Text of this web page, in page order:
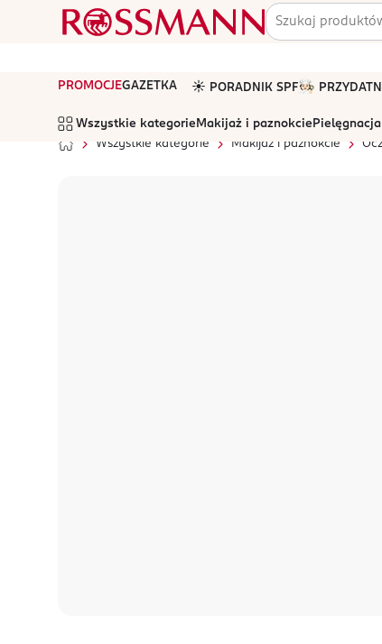
PROMOCJEGAZETKA ☀️ PORADNIK SPF🧑🏻‍🍳
Wszystkie kategorie Makijaż i paznokcie
Wszystkie kategorie
Makijaż i paznokcie